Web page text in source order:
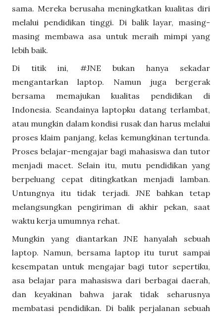
sama. Mereka berusaha meningkatkan kualitas diri
melalui pendidikan tinggi. Di balik layar, masing-
masing membawa asa untuk meraih mimpi yang
lebih baik.
Di titik ini, #JNE bukan hanya sekadar
mengantarkan laptop. Namun juga bergerak
bersama memajukan kualitas pendidikan di
Indonesia. Seandainya laptopku datang terlambat,
atau mungkin dalam kondisi rusak dan harus melalui
proses klaim panjang, kelas kemungkinan tertunda.
Proses belajar-mengajar bagi mahasiswa dan tutor
menjadi macet. Selain itu, mutu pendidikan yang
berpeluang cepat ditingkatkan menjadi lamban.
Untungnya itu tidak terjadi. JNE bahkan tetap
melangsungkan pengiriman di akhir pekan, saat
waktu kerja umumnya rehat.
Mungkin yang diantarkan JNE hanyalah sebuah
laptop. Namun, bersama laptop itu turut sampai
kesempatan untuk mengajar bagi tutor sepertiku,
asa belajar para mahasiswa dari berbagai daerah,
dan keyakinan bahwa jarak tidak seharusnya
membatasi pendidikan. Di balik perjalanan sebuah